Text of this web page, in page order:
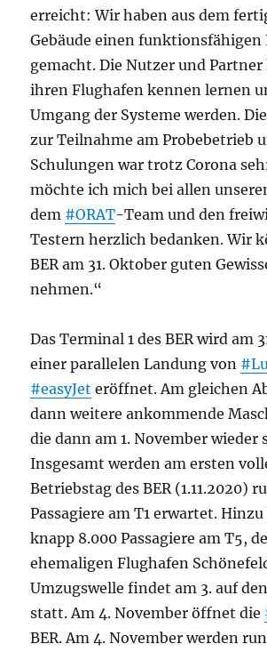
erreicht: Wir haben aus dem
Gebäude einen funktionsfähigen
gemacht. Die Nutzer und
ihren Flughafen kennen lernen
Umgang der Systeme werden.
zur Teilnahme am Probebetrieb
Schulungen war trotz Corona
möchte ich mich bei allen
dem #ORAT-Team und den
Testern herzlich bedanken. Wir
BER am 31. Oktober guten
nehmen.“
Das Terminal 1 des BER wird am
einer parallelen Landung von
#easyJet eröffnet. Am gleichen
dann weitere ankommende
die dann am 1. November wieder
Insgesamt werden am ersten
Betriebstag des BER (1.11.2020)
Passagiere am T1 erwartet.
knapp 8.000 Passagiere am T5,
ehemaligen Flughafen
Umzugswelle findet am 3. auf
statt. Am 4. November öffnet die
BER. Am 4. November werden